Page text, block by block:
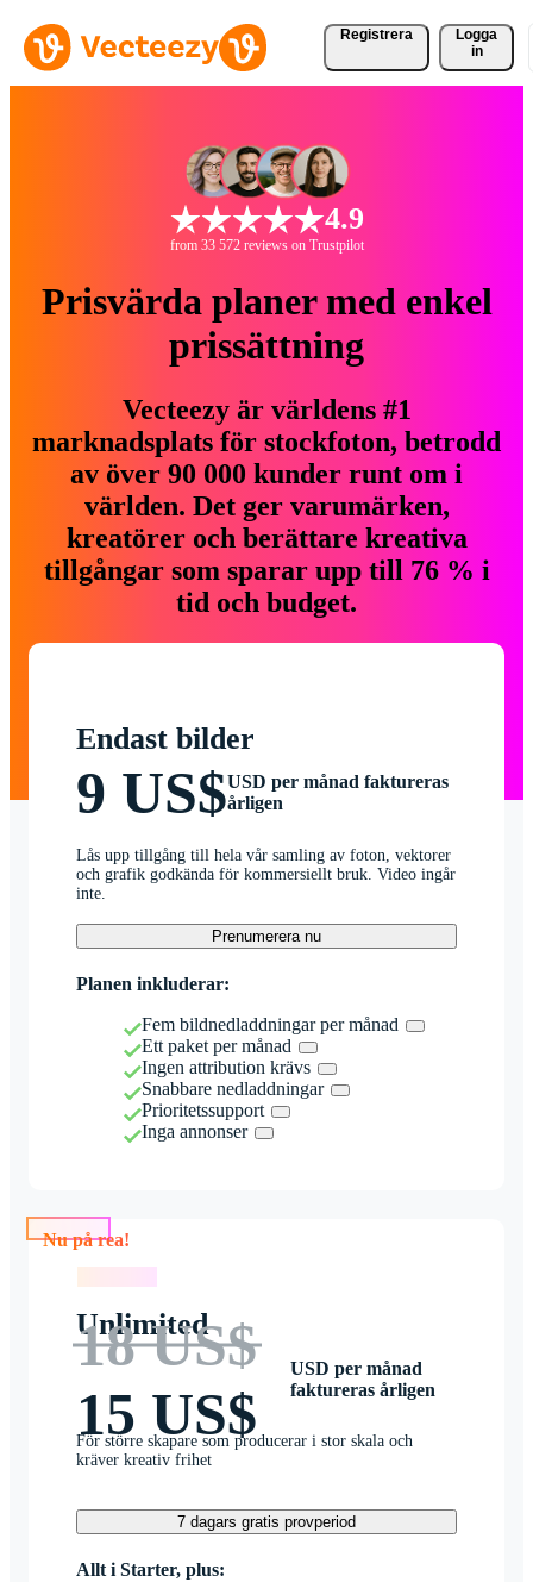
Registrera
Logga
in
4.9
from 33 572 reviews on Trustpilot
Prisvärda planer med enkel
prissättning
Vecteezy är världens #1
marknadsplats för stockfoton, betrodd
av över 90 000 kunder runt om i
världen. Det ger varumärken,
kreatörer och berättare kreativa
tillgångar som sparar upp till 76 % i
tid och budget.
Endast bilder
9 US$USD per månad faktureras
årligen
Lås upp tillgång till hela vår samling av foton, vektorer
och grafik godkända för kommersiellt bruk. Video ingår
inte.
Prenumerera nu
Planen inkluderar:
Fem bildnedladdningar per månad
Ett paket per månad
Ingen attribution krävs
Snabbare nedladdningar
Prioritetssupport
Inga annonser
Nu på rea!
Unlimited
18 US$
15 US$
USD per månad
faktureras årligen
För större skapare som producerar i stor skala och
kräver kreativ frihet
7 dagars gratis provperiod
Allt i Starter, plus: